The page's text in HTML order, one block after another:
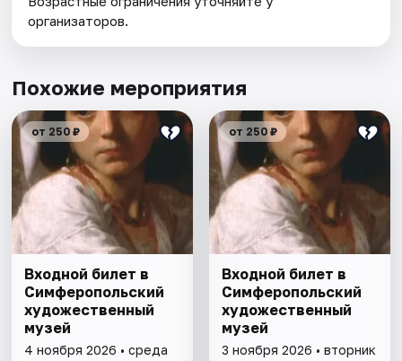
организаторов.
Похожие мероприятия
от 250 ₽
Входной билет в
Симферопольский
художественный
музей
4 ноября 2026 • среда
от 250 ₽
Входной билет в
Симферопольский
художественный
музей
3 ноября 2026 • вторник